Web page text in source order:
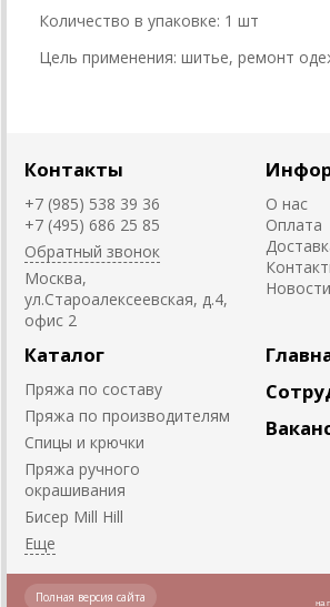
Количество в упаковке: 1 шт
Цель применения: шитье, ремонт
Контакты
+7 (985) 538 39 36
+7 (495) 686 25 85
Обратный звонок
Москва,
ул.Староалексеевская, д.4,
офис 2
О нас
Оплата
Новости
Каталог
Пряжа по составу
Пряжа по производителям
Спицы и крючки
Пряжа ручного
окрашивания
Биcер Mill Hill
на
Полная версия сайта